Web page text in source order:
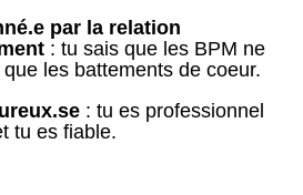
par la relation
: tu sais que les BPM ne
les battements de coeur.
: tu es professionnel
tu es fiable.